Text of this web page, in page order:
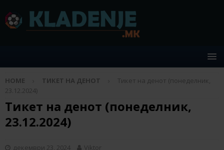
HOME ТИКЕТ НА ДЕНОТ
Тикет на денот (понеделник,
23.12.2024)
Тикет на денот (понеделник,
23.12.2024)
декември 23, 2024 Viktor